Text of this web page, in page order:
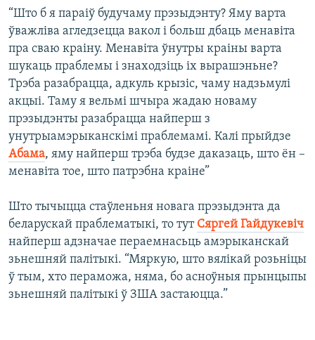
“Што б я параіў будучаму прэзыдэнту? Яму варта
ўважліва агледзецца вакол і больш дбаць менавіта
пра сваю краіну. Менавіта ўнутры краіны варта
шукаць праблемы і знаходзіць іх вырашэньне?
Трэба разабрацца, адкуль крызіс, чаму надзьмулі
акцыі. Таму я вельмі шчыра жадаю новаму
прэзыдэнты разабрацца найперш з
унутрыамэрыканскімі праблемамі. Калі прыйдзе
Абама, яму найперш трэба будзе даказаць, што ён –
менавіта тое, што патрэбна краіне”
Што тычыцца стаўленьня новага прэзыдэнта да
беларускай праблематыкі, то тут Сяргей Гайдукевіч
найперш адзначае пераемнасьць амэрыканскай
зьнешняй палітыкі. “Мяркую, што вялікай розьніцы
ў тым, хто пераможа, няма, бо асноўныя прынцыпы
зьнешняй палітыкі ў ЗША застаюцца.”